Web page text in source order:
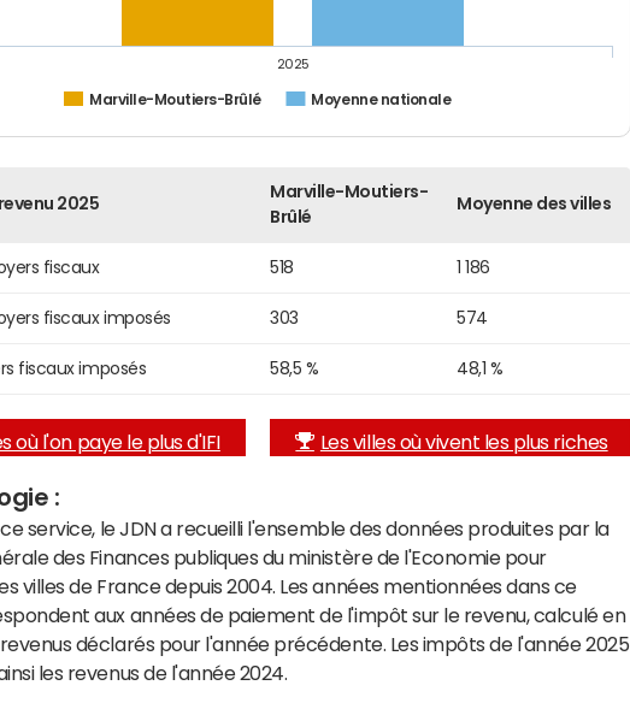
Marville-Moutiers-Brûlé Moyenne nationale
2025
2025
Marville-Moutiers-
Brûlé
Moyenne des villes
fiscaux 518 1 186
fiscaux imposés 303 574
fiscaux imposés 58,5 % 48,1 %
où l'on paye le plus d'IFI Les villes où vivent les plus riches
:
service, le JDN a recueilli l'ensemble des données produites par la
des Finances publiques du ministère de l'Economie pour
villes de France depuis 2004. Les années mentionnées dans ce
aux années de paiement de l'impôt sur le revenu, calculé en
déclarés pour l'année précédente. Les impôts de l'année 2025
les revenus de l'année 2024.